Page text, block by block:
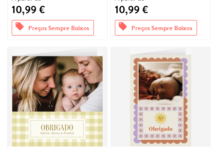
10,99 €
offers Preços Sempre Baixos
10,99 €
offers Preços Sempre Baixos